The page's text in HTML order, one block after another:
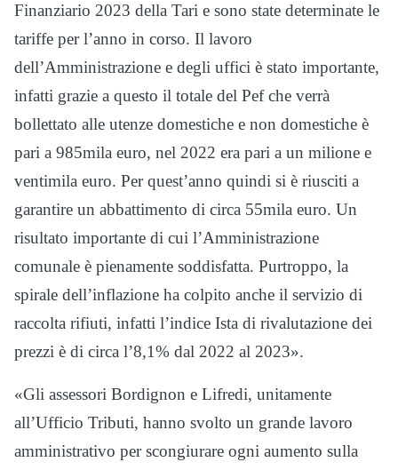
Finanziario 2023 della Tari e sono state determinate le
tariffe per l’anno in corso. Il lavoro
dell’Amministrazione e degli uffici è stato importante,
infatti grazie a questo il totale del Pef che verrà
bollettato alle utenze domestiche e non domestiche è
pari a 985mila euro, nel 2022 era pari a un milione e
ventimila euro. Per quest’anno quindi si è riusciti a
garantire un abbattimento di circa 55mila euro. Un
risultato importante di cui l’Amministrazione
comunale è pienamente soddisfatta. Purtroppo, la
spirale dell’inflazione ha colpito anche il servizio di
raccolta rifiuti, infatti l’indice Ista di rivalutazione dei
prezzi è di circa l’8,1% dal 2022 al 2023».
«Gli assessori Bordignon e Lifredi, unitamente
all’Ufficio Tributi, hanno svolto un grande lavoro
amministrativo per scongiurare ogni aumento sulla